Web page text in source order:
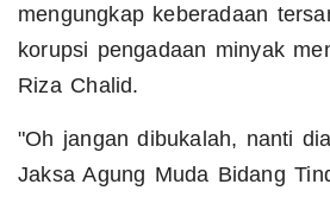
mengungkap keberadaan
korupsi pengadaan minyak
Riza Chalid.
"Oh jangan dibukalah, nanti
Jaksa Agung Muda Bidang